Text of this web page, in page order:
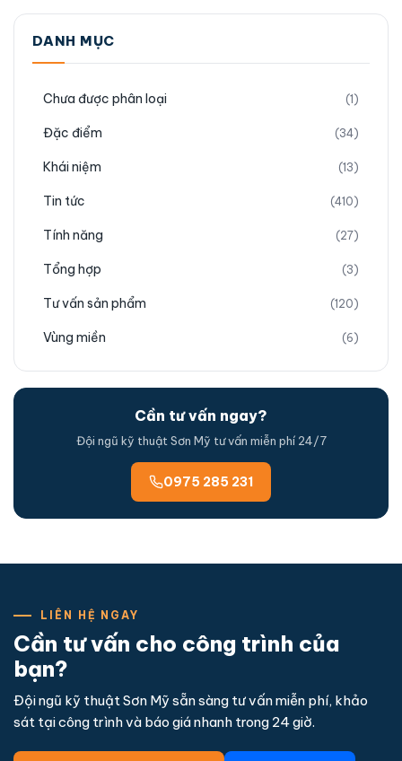
DANH MỤC
Chưa được phân loại (1)
Đặc điểm (34)
Khái niệm (13)
Tin tức (410)
Tính năng (27)
Tổng hợp (3)
Tư vấn sản phẩm (120)
Vùng miền (6)
Cần tư vấn ngay?
Đội ngũ kỹ thuật Sơn Mỹ tư vấn miễn phí 24/7
0975 285 231
LIÊN HỆ NGAY
Cần tư vấn cho công trình của
bạn?
Đội ngũ kỹ thuật Sơn Mỹ sẵn sàng tư vấn miễn phí, khảo
sát tại công trình và báo giá nhanh trong 24 giờ.